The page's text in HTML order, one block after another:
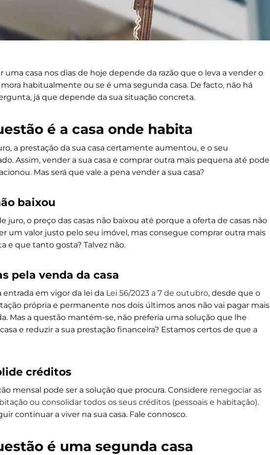
uma casa nos dias de hoje depende da razão que o leva a vender o
habitualmente ou se é uma segunda casa. De facto, não há
já que depende da sua situação concreta.
é a casa onde habita
a prestação da sua casa certamente aumentou, e o seu
Assim, vender a sua casa e comprar outra mais pequena até pode
Mas será que vale a pena vender a sua casa?
baixou
juro, o preço das casas não baixou até porque a oferta de casas não
um valor justo pelo seu imóvel, mas consegue comprar outra mais
e que tanto gosta? Talvez não.
pela venda da casa
em vigor da lei da Lei 56/2023 a 7 de outubro, desde que o
própria e permanente nos dois últimos anos não vai pagar mais
Mas a questão mantém-se, não preferia uma solução que lhe
e reduzir a sua prestação financeira? Estamos certos de que a
créditos
mensal pode ser a solução que procura. Considere renegociar as
ou consolidar todos os seus créditos (pessoais e habitação).
continuar a viver na sua casa. Fale connosco.
é uma segunda casa